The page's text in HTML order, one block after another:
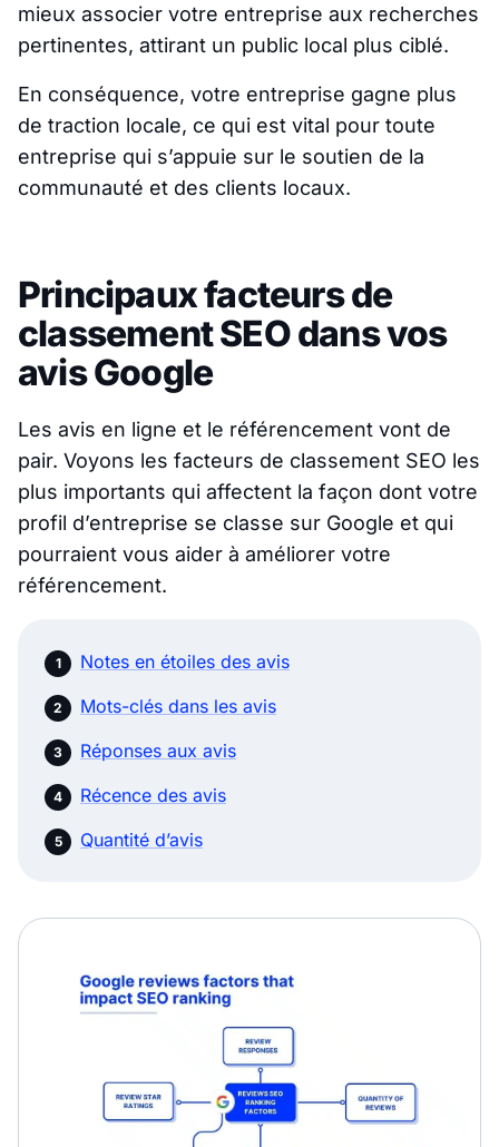
mieux associer votre entreprise aux recherches
pertinentes, attirant un public local plus ciblé.
En conséquence, votre entreprise gagne plus
de traction locale, ce qui est vital pour toute
entreprise qui s’appuie sur le soutien de la
communauté et des clients locaux.
Principaux facteurs de
classement SEO dans vos
avis Google
Les avis en ligne et le référencement vont de
pair. Voyons les facteurs de classement SEO les
plus importants qui affectent la façon dont votre
profil d’entreprise se classe sur Google et qui
pourraient vous aider à améliorer votre
référencement.
Notes en étoiles des avis
Mots-clés dans les avis
Réponses aux avis
Récence des avis
Quantité d’avis